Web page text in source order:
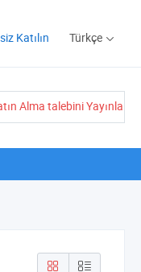
Katılın Türkçe
Alma talebini Yayınla